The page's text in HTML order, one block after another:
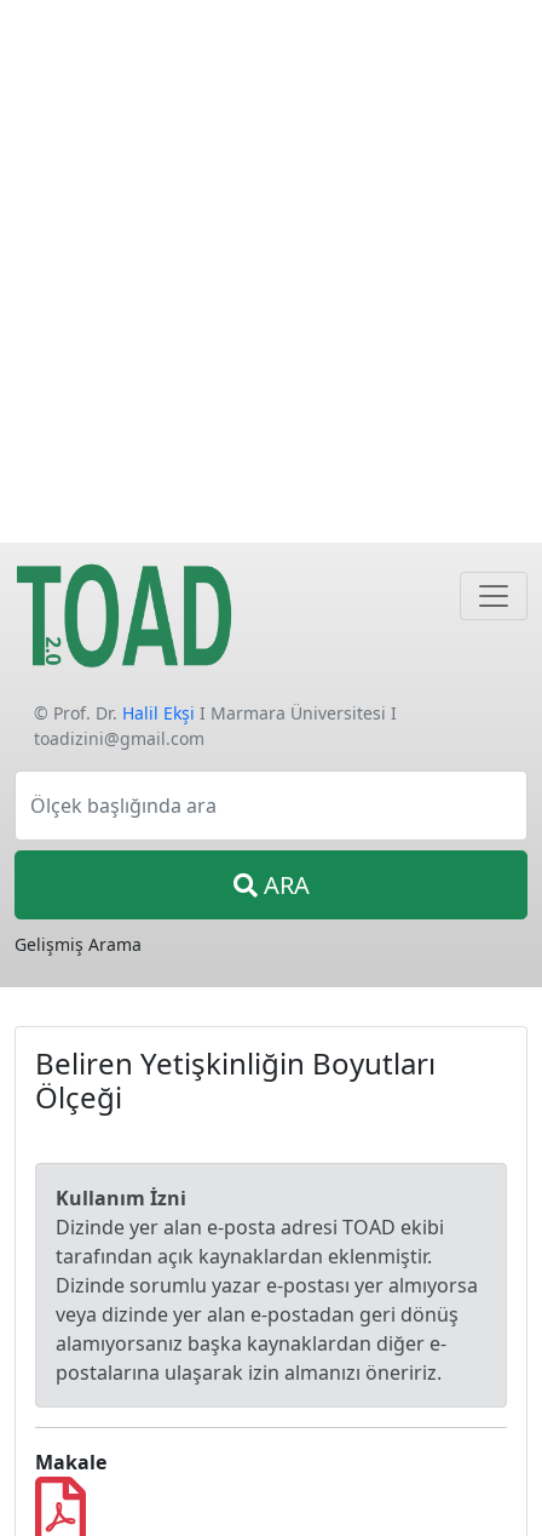
© Prof. Dr. Halil Ekşi I Marmara Üniversitesi I
toadizini@gmail.com
Ölçek başlığında ara
ARA
Gelişmiş Arama
Beliren Yetişkinliğin Boyutları
Ölçeği
Kullanım İzni
Dizinde yer alan e-posta adresi TOAD ekibi
tarafından açık kaynaklardan eklenmiştir.
Dizinde sorumlu yazar e-postası yer almıyorsa
veya dizinde yer alan e-postadan geri dönüş
alamıyorsanız başka kaynaklardan diğer e-
postalarına ulaşarak izin almanızı öneririz.
Makale